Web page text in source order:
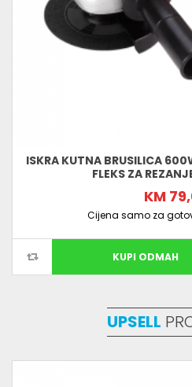
ISKRA KUTNA BRUSILICA
FLEKS ZA
KM
Cijena samo za
KUPI ODMAH
UPSELL